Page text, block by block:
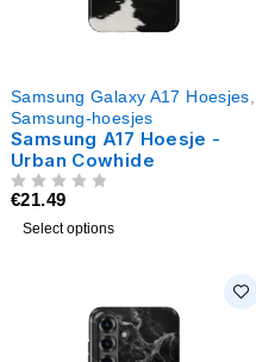
Samsung Galaxy A17 Hoesjes
Samsung-hoesjes
Samsung A17 Hoesje -
Urban Cowhide
€21.49
Select options